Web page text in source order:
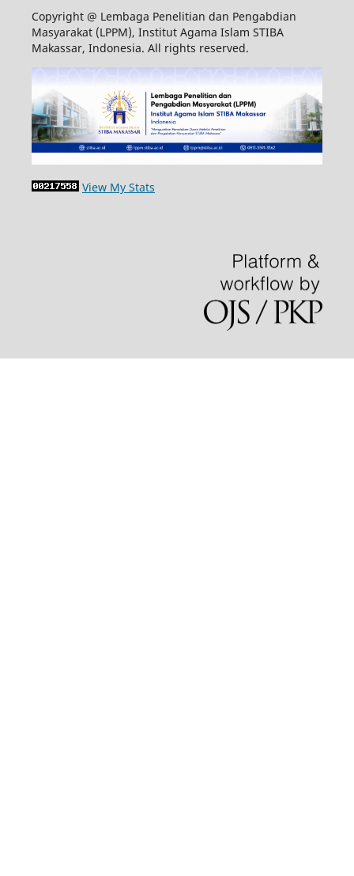
Copyright @ Lembaga Penelitian dan Pengabdian
Masyarakat (LPPM), Institut Agama Islam STIBA
Makassar, Indonesia. All rights reserved.
View My Stats